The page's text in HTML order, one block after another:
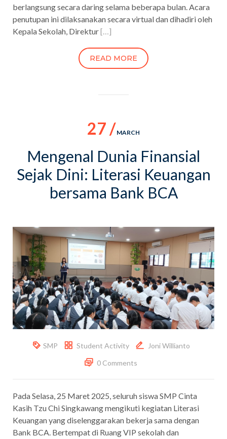
berlangsung secara daring selama beberapa bulan. Acara
penutupan ini dilaksanakan secara virtual dan dihadiri oleh
Kepala Sekolah, Direktur[…]
READ MORE
27 / MARCH
Mengenal Dunia Finansial
Sejak Dini: Literasi Keuangan
bersama Bank BCA
SMP Student Activity
Joni Willianto
0 Comments
Pada Selasa, 25 Maret 2025, seluruh siswa SMP Cinta
Kasih Tzu Chi Singkawang mengikuti kegiatan Literasi
Keuangan yang diselenggarakan bekerja sama dengan
Bank BCA. Bertempat di Ruang VIP sekolah dan